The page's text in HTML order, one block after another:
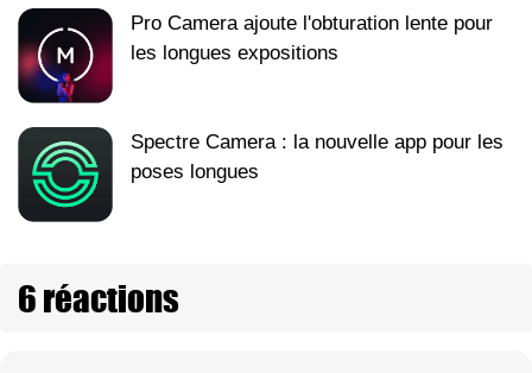
Pro Camera ajoute l'obturation lente pour
les longues expositions
Spectre Camera : la nouvelle app pour les
poses longues
6 réactions